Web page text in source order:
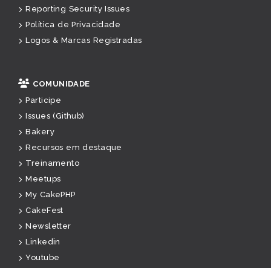
Reporting Security Issues
Política de Privacidade
Logos & Marcas Registradas
COMUNIDADE
Participe
Issues (Github)
Bakery
Recursos em destaque
Treinamento
Meetups
My CakePHP
CakeFest
Newsletter
Linkedin
Youtube